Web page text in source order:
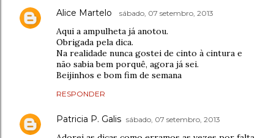
Alice Martelo sábado, 07 setembro, 2013
Aqui a ampulheta já anotou.
Obrigada pela dica.
Na realidade nunca gostei de cinto à cintura e
não sabia bem porquê, agora já sei.
Beijinhos e bom fim de semana
RESPONDER
Patricia P. Galis sábado, 07 setembro, 2013